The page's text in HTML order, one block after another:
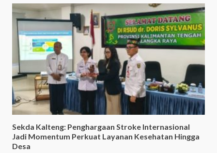
Sekda Kalteng: Penghargaan Stroke Internasional
Jadi Momentum Perkuat Layanan Kesehatan Hingga
Desa